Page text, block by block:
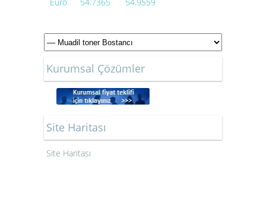
Euro
54.7365 54.9559
Kurumsal Çözümler
Site Haritası
Site Haritası